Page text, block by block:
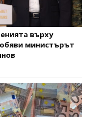
върху
министърът